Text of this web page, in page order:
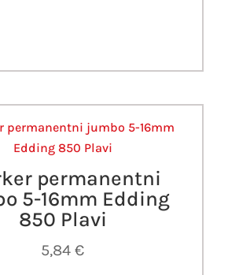
permanentni
5-16mm Edding
850 Plavi
5,84€